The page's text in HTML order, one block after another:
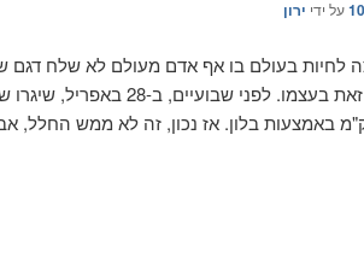
על ידי ירון
לחיות בעולם בו אף אדם מעולם לא שלח דגם
הוא החליט לעשות זאת בעצמו. לפני